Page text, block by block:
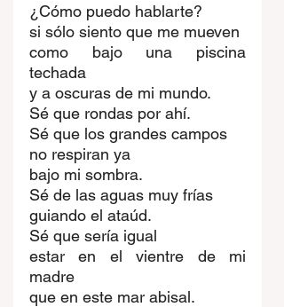
¿Cómo puedo hablarte?
si sólo siento que me mueven
como bajo una piscina
techada
y a oscuras de mi mundo.
Sé que rondas por ahí.
Sé que los grandes campos
no respiran ya
bajo mi sombra.
Sé de las aguas muy frías
guiando el ataúd.
Sé que sería igual
estar en el vientre de mi
madre
que en este mar abisal.